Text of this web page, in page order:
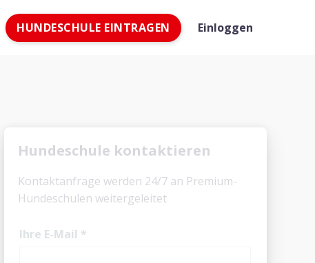
HUNDESCHULE EINTRAGEN Einloggen
Hundeschule kontaktieren
Kontaktanfrage werden 24/7 an Premium-
Hundeschulen weitergeleitet
Ihre E-Mail *